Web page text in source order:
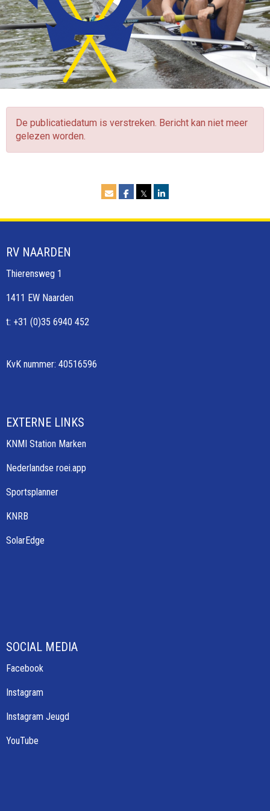
De publicatiedatum is verstreken. Bericht kan niet meer
gelezen worden.
𝕏
RV NAARDEN
Thierensweg 1
1411 EW Naarden
t: +31 (0)35 6940 452
KvK nummer: 40516596
EXTERNE LINKS
KNMI Station Marken
Nederlandse roei.app
Sportsplanner
KNRB
SolarEdge
SOCIAL MEDIA
Facebook
Instagram
Instagram Jeugd
YouTube